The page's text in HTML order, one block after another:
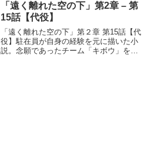
「遠く離れた空の下」第2章 – 第
15話【代役】
「遠く離れた空の下」第２章 第15話【代
役】駐在員が自身の経験を元に描いた小
説。念願であったチーム「キボウ」を立